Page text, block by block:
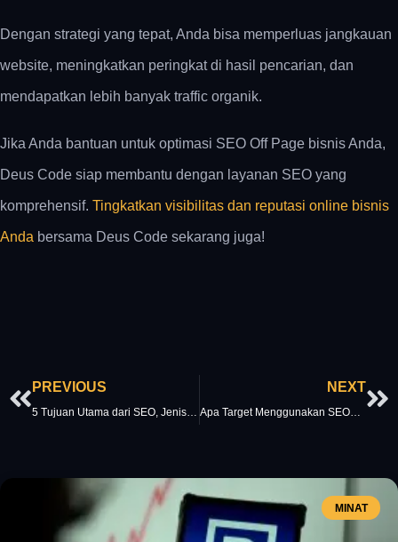
Dengan strategi yang tepat, Anda bisa memperluas jangkauan
website, meningkatkan peringkat di hasil pencarian, dan
mendapatkan lebih banyak traffic organik.
Jika Anda bantuan untuk optimasi SEO Off Page bisnis Anda,
Deus Code siap membantu dengan layanan SEO yang
komprehensif. Tingkatkan visibilitas dan reputasi online bisnis
Anda bersama Deus Code sekarang juga!
Prev
PREVIOUS
5 Tujuan Utama dari SEO, Jenis, dan Cara Kerjanya yang Optimal!
NEXT
Apa Target Menggunakan SEO? Berikut Jawaban dan Keuntungannya!
MINAT